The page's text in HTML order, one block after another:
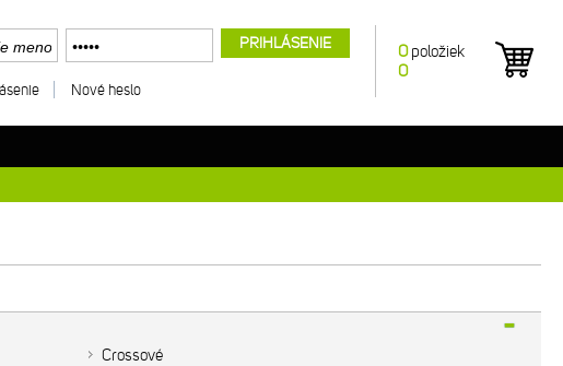
Crossové
0 položiek
0
PRIHLÁSENIE
Nové heslo